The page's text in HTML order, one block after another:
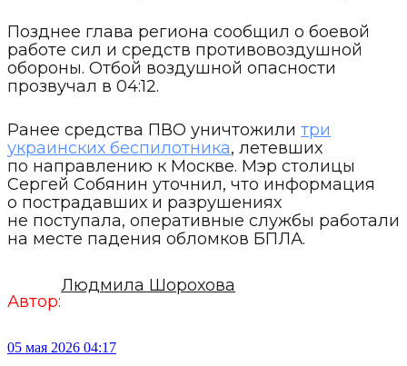
Позднее глава региона сообщил о боевой
работе сил и средств противовоздушной
обороны. Отбой воздушной опасности
прозвучал в 04:12.
Ранее средства ПВО уничтожили три
украинских беспилотника, летевших
по направлению к Москве. Мэр столицы
Сергей Собянин уточнил, что информация
о пострадавших и разрушениях
не поступала, оперативные службы работали
на месте падения обломков БПЛА.
Автор:
Людмила Шорохова
05 мая 2026 04:17